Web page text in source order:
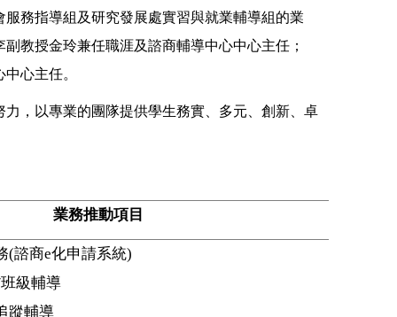
務指導組及研究發展處實習與就業輔導組的業
教授金玲兼任職涯及諮商輔導中心中心主任；
心主任。
，以專業的團隊提供學生務實、多元、創新、卓
業務推動項目
(諮商e化申請系統)
班級輔導
蹤輔導